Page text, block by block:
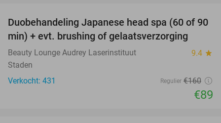
44%
Duobehandeling Japanese head spa (60 of 90
min) + evt. brushing of gelaatsverzorging
Beauty Lounge Audrey Laserinstituut 9.4 star
Staden
Verkocht: 431
Regulier €160
€89